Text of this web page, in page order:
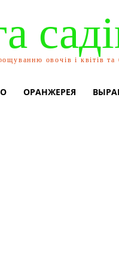
овочів і квітів та
ОРАНЖЕРЕЯ